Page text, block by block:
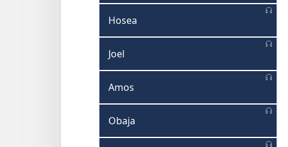
Hosea
Joel
Amos
Obaja